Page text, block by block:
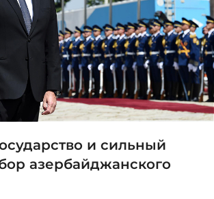
и сильный
азербайджанского